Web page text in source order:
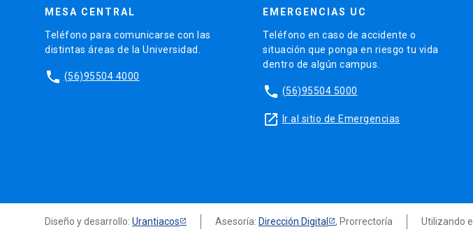
MESA CENTRAL
Teléfono para comunicarse con las
distintas áreas de la Universidad.
phone (56)95504 4000
EMERGENCIAS UC
Teléfono en caso de accidente o
situación que ponga en riesgo tu vida
dentro de algún campus.
phone (56)95504 5000
launch Ir al sitio de Emergencias
Diseño y desarrollo: Urantiacos Asesoría: Dirección Digital , Prorrectoría Utilizando el